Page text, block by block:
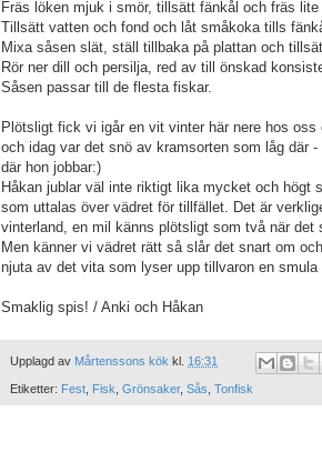
Fräs löken mjuk i smör, tillsätt fänkål och fräs lite
Tillsätt vatten och fond och låt småkoka tills
Mixa såsen slät, ställ tillbaka på plattan och
Rör ner dill och persilja, red av till önskad
Såsen passar till de flesta fiskar.
Plötsligt fick vi igår en vit vinter här nere hos
och idag var det snö av kramsorten som låg där
där hon jobbar:)
Håkan jublar väl inte riktigt lika mycket och högt
som uttalas över vädret för tillfället. Det är
vinterland, en mil känns plötsligt som två när
Men känner vi vädret rätt så slår det snart om
njuta av det vita som lyser upp tillvaron en smula
Smaklig spis! / Anki och Håkan
Upplagd av Mårtenssons kök kl. 16:31
Etiketter: Fest Fisk Grönsaker, Sås Tonfisk